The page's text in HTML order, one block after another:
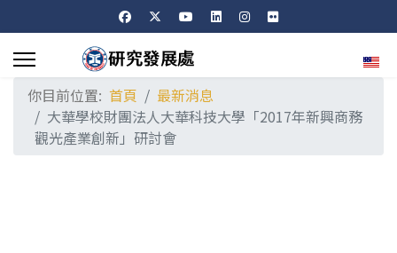
選擇
你目前位置: 首頁
最新消息
大華學校財團法人大華科技大學「2017年新興商務
觀光產業創新」研討會